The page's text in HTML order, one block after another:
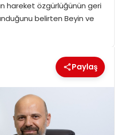
hareket özgürlüğünün geri
belirten Beyin ve
Paylaş